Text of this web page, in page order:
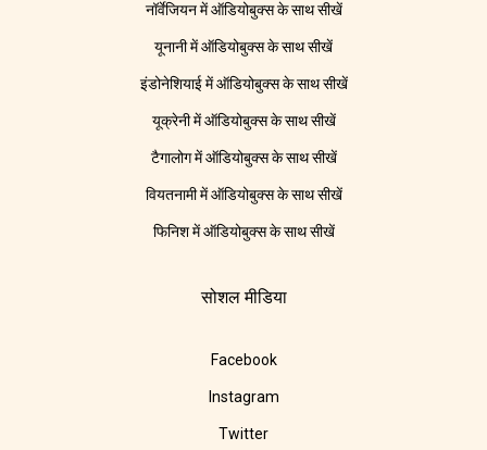
नॉर्वेजियन में ऑडियोबुक्स के साथ सीखें
यूनानी में ऑडियोबुक्स के साथ सीखें
इंडोनेशियाई में ऑडियोबुक्स के साथ सीखें
यूक्रेनी में ऑडियोबुक्स के साथ सीखें
टैगालोग में ऑडियोबुक्स के साथ सीखें
वियतनामी में ऑडियोबुक्स के साथ सीखें
फिनिश में ऑडियोबुक्स के साथ सीखें
सोशल मीडिया
Facebook
Instagram
Twitter